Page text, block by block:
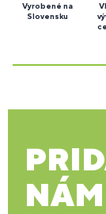
Vyrobené na
Slovensku